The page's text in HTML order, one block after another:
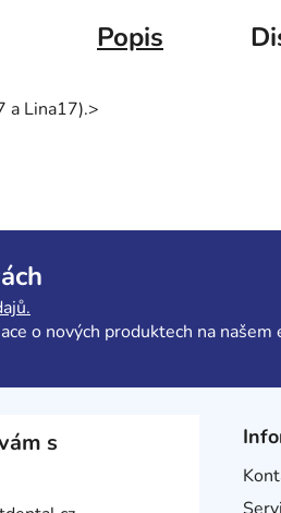
Popis
a Lina17).>
o nových produktech na našem
s